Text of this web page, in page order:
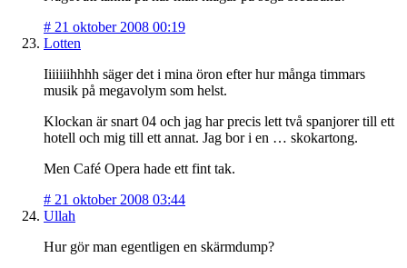
# 21 oktober 2008 00:19
Lotten
Iiiiiiihhhh säger det i mina öron efter hur många timmars
musik på megavolym som helst.
Klockan är snart 04 och jag har precis lett två spanjorer till ett
hotell och mig till ett annat. Jag bor i en … skokartong.
Men Café Opera hade ett fint tak.
# 21 oktober 2008 03:44
Ullah
Hur gör man egentligen en skärmdump?